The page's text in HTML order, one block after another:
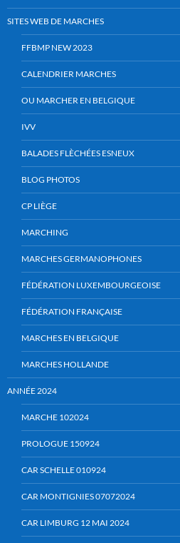
SITES WEB DE MARCHES
FFBMP NEW 2023
CALENDRIER MARCHES
OU MARCHER EN BELGIQUE
IVV
BALADES FLÈCHÉES ESNEUX
BLOG PHOTOS
CP LIÈGE
MARCHING
MARCHES GERMANOPHONES
FÉDÉRATION LUXEMBOURGEOISE
FÉDÉRATION FRANÇAISE
MARCHES EN BELGIQUE
MARCHES HOLLANDE
ANNÉE 2024
MARCHE 102024
PROLOGUE 150924
CAR SCHELLE 010924
CAR MONTIGNIES 07072024
CAR LIMBURG 12 MAI 2024